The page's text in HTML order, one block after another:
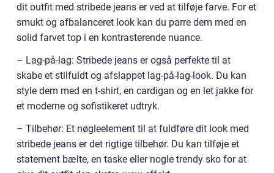
dit outfit med stribede jeans er ved at tilføje farve. For et
smukt og afbalanceret look kan du parre dem med en
solid farvet top i en kontrasterende nuance.
– Lag-på-lag: Stribede jeans er også perfekte til at
skabe et stilfuldt og afslappet lag-på-lag-look. Du kan
style dem med en t-shirt, en cardigan og en let jakke for
et moderne og sofistikeret udtryk.
– Tilbehør: Et nøgleelement til at fuldføre dit look med
stribede jeans er det rigtige tilbehør. Du kan tilføje et
statement bælte, en taske eller nogle trendy sko for at